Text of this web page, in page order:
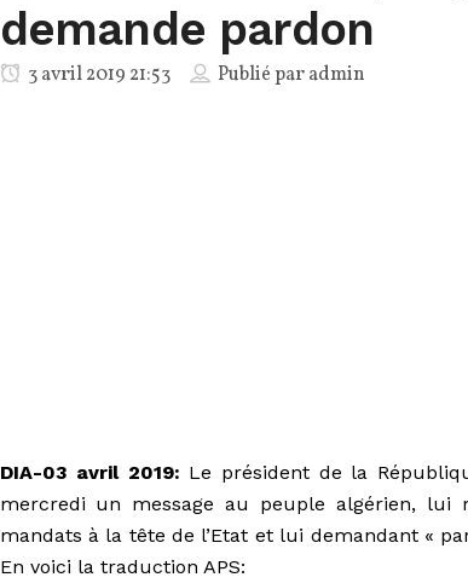
demande pardon
3 avril 2019 21:53 Publié paradmin
DIA-03 avril 2019: Le président de la
mercredi un message au peuple algérien,
mandats à la tête de l’Etat et lui demandant «
En voici la traduction APS: